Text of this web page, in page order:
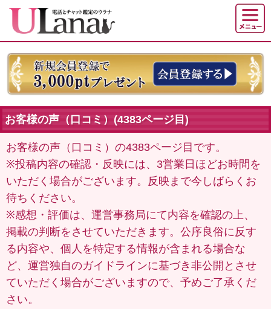
お客様の声（口コミ）(4383ページ目)
お客様の声（口コミ）の4383ページ目です。
※投稿内容の確認・反映には、3営業日ほどお時間を
いただく場合がございます。反映まで今しばらくお
待ちください。
※感想・評価は、運営事務局にて内容を確認の上、
掲載の判断をさせていただきます。公序良俗に反す
る内容や、個人を特定する情報が含まれる場合な
ど、運営独自のガイドラインに基づき非公開とさせ
ていただく場合がございますので、予めご了承くだ
さい。